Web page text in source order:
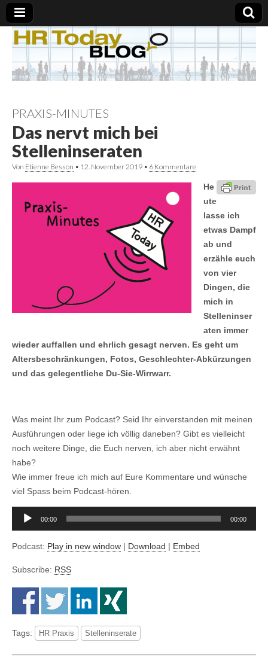
PRAXIS-MINUTES
Das nervt mich bei
Stelleninseraten
Von Etienne Besson • 12. November 2019 • 6 Kommentare
He
ute
lasse ich
etwas Dampf
ab und
erzähle euch
von vier
Dingen, die
mich in
Stelleninser
aten immer
wieder auffallen und ehrlich gesagt nerven. Es geht um
Altersbeschränkungen, Fotos, Geschlechter-Abkürzungen
und das gelegentliche Du-Sie-Wirrwarr.
Was meint Ihr zum Podcast? Seid Ihr einverstanden mit meinen
Ausführungen oder liege ich völlig daneben? Gibt es vielleicht
noch weitere Dinge, die Euch nerven, ich aber nicht erwähnt
habe?
Wie immer freue ich mich auf Eure Kommentare und wünsche
viel Spass beim Podcast-hören.
Audio-
00:00 00:00
Podcast: Play in new window | Download | Embed
Subscribe: RSS
Tags: HR Praxis Stelleninserate